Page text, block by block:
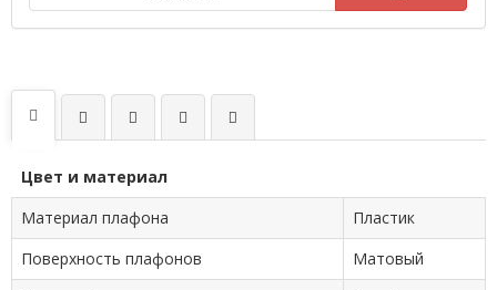
Цвет и материал
Материал плафона
Пластик
Поверхность плафонов
Матовый